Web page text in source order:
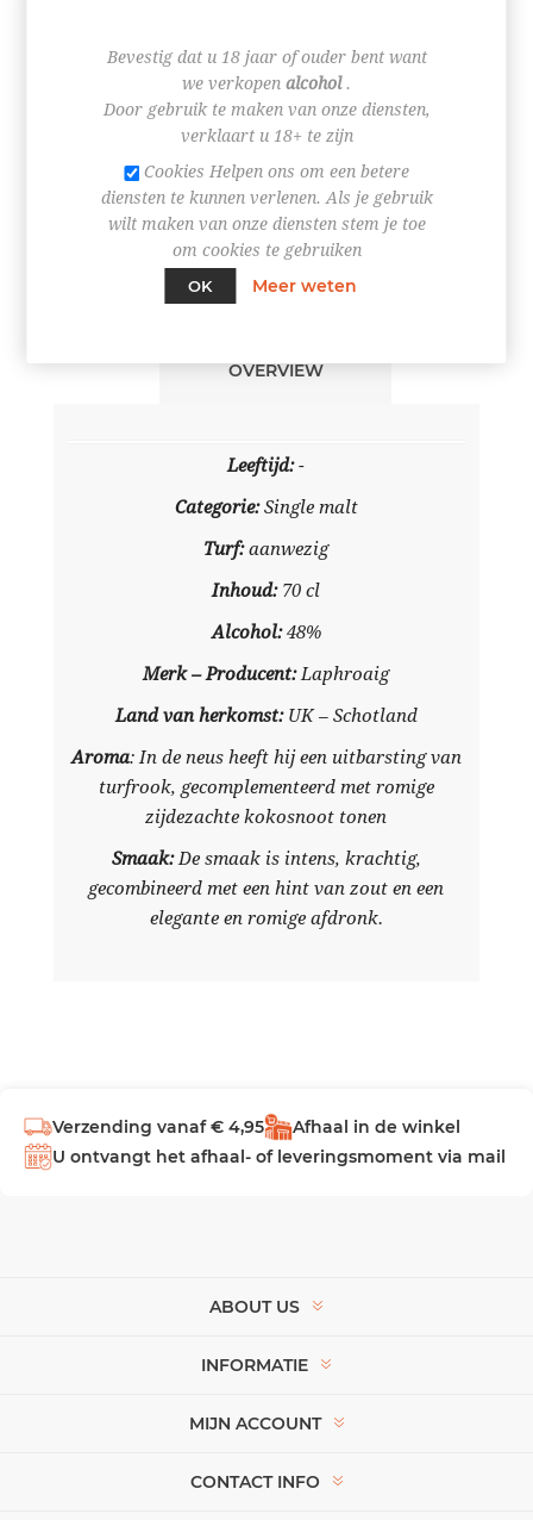
+
-
BESTEL NU!
OVERVIEW
Leeftijd:-
Categorie:Single malt
Turf:aanwezig
Inhoud:70 cl
Alcohol:48%
Merk – Producent:Laphroaig
Land van herkomst:UK – Schotland
Aroma: In de neus heeft hij een uitbarsting van
turfrook, gecomplementeerd met romige
zijdezachte kokosnoot tonen
Smaak:De smaak is intens, krachtig,
gecombineerd met een hint van zout en een
elegante en romige afdronk.
Verzending vanaf € 4,95
Afhaal in de winkel
U ontvangt het afhaal- of leveringsmoment via mail
ABOUT US
INFORMATIE
MIJN ACCOUNT
CONTACT INFO
Bevestig dat u 18 jaar of ouder bent want
we verkopen alcohol.
Door gebruik te maken van onze diensten,
verklaart u 18+ te zijn
Cookies Helpen ons om een betere
diensten te kunnen verlenen. Als je gebruik
wilt maken van onze diensten stem je toe
om cookies te gebruiken
OK
Meer weten